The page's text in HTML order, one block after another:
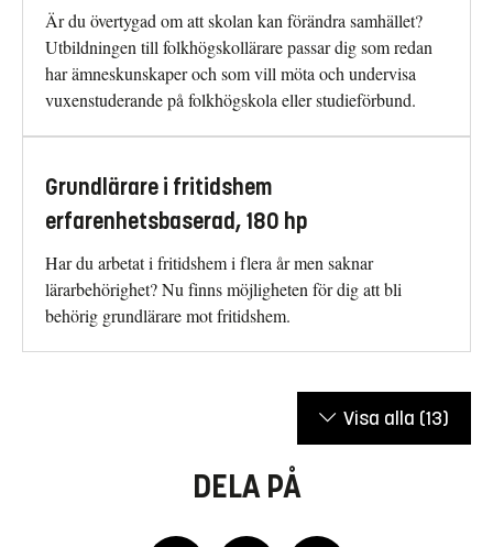
Är du övertygad om att skolan kan förändra samhället?
Utbildningen till folkhögskollärare passar dig som redan
har ämneskunskaper och som vill möta och undervisa
vuxenstuderande på folkhögskola eller studieförbund.
Grundlärare i fritidshem
erfarenhetsbaserad, 180 hp
Har du arbetat i fritidshem i flera år men saknar
lärarbehörighet? Nu finns möjligheten för dig att bli
behörig grundlärare mot fritidshem.
Visa alla (13)
DELA PÅ